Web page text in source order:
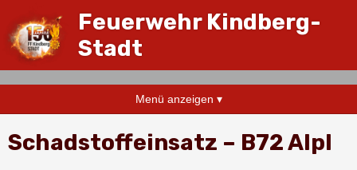
Feuerwehr Kindberg-
Stadt
Menü anzeigen ▾
Schadstoffeinsatz – B72 Alpl